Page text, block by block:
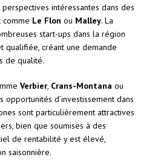
intéressantes dans des
Le Flon ou Malley. La
start-ups dans la région
qualifiée, créant une demande
de qualité.
Verbier Crans-Montana ou
opportunités d’investissement dans
sont particulièrement attractives
bien que soumises à des
de rentabilité y est élevé,
saisonnière.